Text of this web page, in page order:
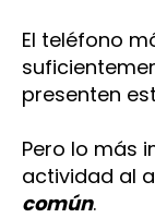
El teléfono
presenten
Pero lo más
actividad al
común.